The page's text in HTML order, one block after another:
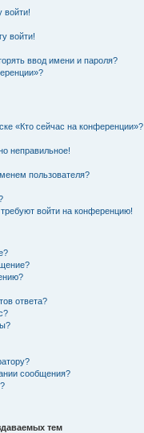
войти!
войти!
ввод имени и пароля?
«Кто сейчас на конференции»?
неправильное!
пользователя?
войти на конференцию!
ответа?
сообщения?
тем